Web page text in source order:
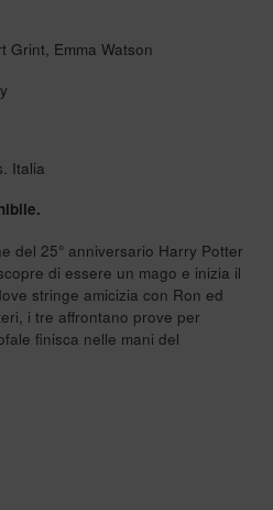
Grint, Emma Watson
Italia
del 25° anniversario Harry Potter
di essere un mago e inizia il
stringe amicizia con Ron ed
i tre affrontano prove per
finisca nelle mani del